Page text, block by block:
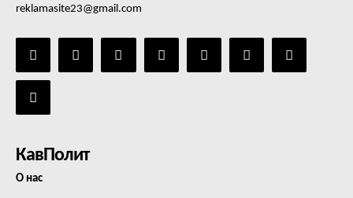
reklamasite23@gmail.com
КавПолит
О нас